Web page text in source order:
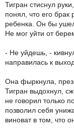
Тигран стиснул
понял, что его брак
ребенка. Он бы
Не мог уйти от
- Не уйдешь, -
направилась к
Она фыркнула,
Тигран выдохнул,
не говорил только
позволил себя
виноват в том, что